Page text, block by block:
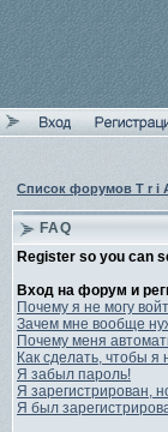
Список форумов T r i
FAQ
Register so you can
Вход на форум и
Почему я не могу
Зачем мне вообще
Почему меня
Как сделать, чтобы я
Я забыл пароль!
Я зарегистрирован,
Я был